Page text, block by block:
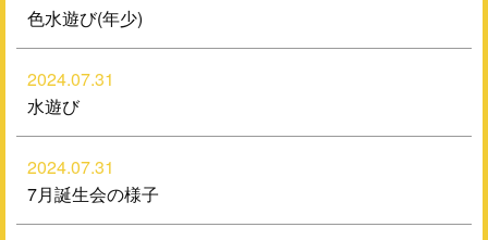
色水遊び(年少)
2024.07.31
水遊び
2024.07.31
7月誕生会の様子